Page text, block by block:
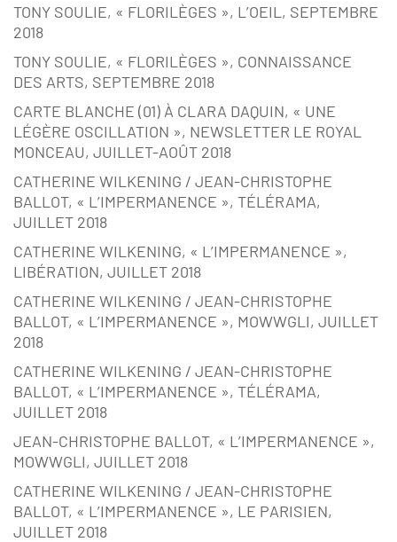
TONY SOULIE, « FLORILÈGES », L’OEIL, SEPTEMBRE
2018
TONY SOULIE, « FLORILÈGES », CONNAISSANCE
DES ARTS, SEPTEMBRE 2018
CARTE BLANCHE (01) À CLARA DAQUIN, « UNE
LÉGÈRE OSCILLATION », NEWSLETTER LE ROYAL
MONCEAU, JUILLET-AOÛT 2018
CATHERINE WILKENING / JEAN-CHRISTOPHE
BALLOT, « L’IMPERMANENCE », TÉLÉRAMA,
JUILLET 2018
CATHERINE WILKENING, « L’IMPERMANENCE »,
LIBÉRATION, JUILLET 2018
CATHERINE WILKENING / JEAN-CHRISTOPHE
BALLOT, « L’IMPERMANENCE », MOWWGLI, JUILLET
2018
CATHERINE WILKENING / JEAN-CHRISTOPHE
BALLOT, « L’IMPERMANENCE », TÉLÉRAMA,
JUILLET 2018
JEAN-CHRISTOPHE BALLOT, « L’IMPERMANENCE »,
MOWWGLI, JUILLET 2018
CATHERINE WILKENING / JEAN-CHRISTOPHE
BALLOT, « L’IMPERMANENCE », LE PARISIEN,
JUILLET 2018